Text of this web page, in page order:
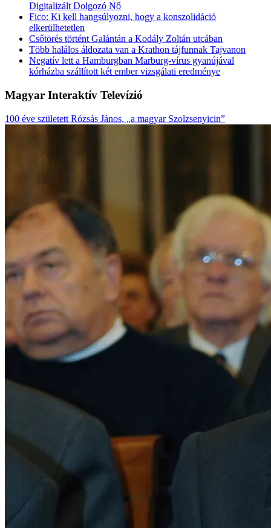
Digitalizált Dolgozó Nő
Fico: Ki kell hangsúlyozni, hogy a konszolidáció
elkerülhetetlen
Csőtörés történt Galántán a Kodály Zoltán utcában
Több halálos áldozata van a Krathon tájfunnak Tajvanon
Negatív lett a Hamburgban Marburg-vírus gyanújával
kórházba szállított két ember vizsgálati eredménye
Magyar Interaktív Televízió
100 éve született Rózsás János, „a magyar Szolzsenyicin”